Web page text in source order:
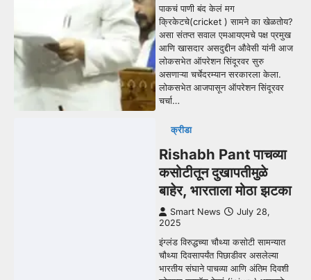
पाकचं पाणी बंद केलं मग
क्रिकेटचे(cricket ) सामने का खेळतोय?
असा संतप्त सवाल एमआयएमचे पक्ष प्रमुख
आणि खासदार असदुद्दीन औवेसी यांनी आज
लोकसभेत ऑपरेशन सिंदूरवर सुरु
असणाऱ्या चर्चेदरम्यान सरकारला केला.
लोकसभेत आजपासून ऑपरेशन सिंदूरवर
चर्चा…
क्रीडा
Rishabh Pant पाचव्या
कसोटीतून दुखापतीमुळे
बाहेर, भारताला मोठा झटका
Smart News
July 28,
2025
इंग्लंड विरुद्धच्या चौथ्या कसोटी सामन्यात
चौथ्या दिवसापर्यंत पिछाडीवर असलेल्या
भारतीय संघाने पाचव्या आणि अंतिम दिवशी